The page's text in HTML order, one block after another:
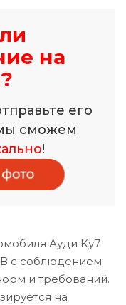
на
его
сможем
!
Ауди Ку7
с соблюдением
и требований.
на